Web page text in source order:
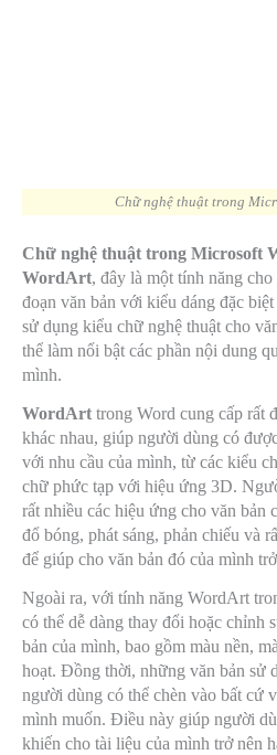
Chữ nghệ thuật trong
Chữ nghệ thuật trong Microsoft
WordArt, đây là một tính năng
đoạn văn bản với kiểu dáng đặc
sử dụng kiểu chữ nghệ thuật cho
thể làm nổi bật các phần nội dung
mình.
WordArt trong Word cung cấp rất
khác nhau, giúp người dùng có
với nhu cầu của mình, từ các kiểu
chữ phức tạp với hiệu ứng 3D.
rất nhiều các hiệu ứng cho văn bản
đổ bóng, phát sáng, phản chiếu và
để giúp cho văn bản đó của mình
Ngoài ra, với tính năng WordArt
có thể dễ dàng thay đổi hoặc chỉnh
bản của mình, bao gồm màu nền,
hoạt. Đồng thời, những văn bản sử
người dùng có thể chèn vào bất cứ
mình muốn. Điều này giúp người
khiến cho tài liệu của mình trở nên